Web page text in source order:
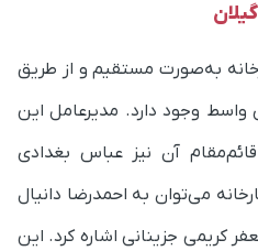
به‌صورت مستقیم و از طریق
واسط وجود دارد. مدیرعامل این
قائم‌مقام آن نیز عباس بغدادی
می‌توان به احمدرضا دانیال
کریمی جزینانی اشاره کرد. این